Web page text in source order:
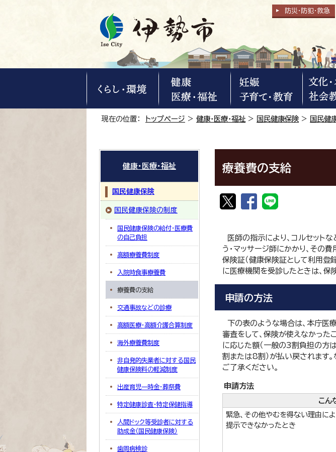
防災・防犯・救急
現在の位置： トップページ > 健康・医療・福祉 > 国民健康保険 > 国民健
療養費の支給
医師の指示により、コルセットな
う・マッサージ師にかかり、その
保険証（健康保険証として利用登
に医療機関を受診したときは、保
申請の方法
下の表のような場合は、本庁医
審査をして、保険が使えなかった
に応じた額（一般の3割負担の方
割または8割）が払い戻されます
ご了承ください。
申請方法
こん
緊急、その他やむを得ない理由に
提示できなかったとき
健康・医療・福祉
国民健康保険
国民健康保険の制度
国民健康保険の給付・医療費
の自己負担
高額療養費制度
入院時食事療養費
療養費の支給
交通事故などの診療
高額医療・高額介護合算制度
海外療養費制度
非自発的失業者に対する国民
健康保険料の軽減制度
出産育児一時金・葬祭費
特定健康診査・特定保健指導
人間ドック等受診者に対する
助成金（国民健康保険）
歯周病検診